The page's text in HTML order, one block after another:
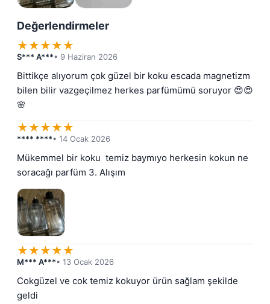
Değerlendirmeler
★★★★★
S*** A***• 9 Haziran 2026
Bittikçe alıyorum çok güzel bir koku escada magnetizm
bilen bilir vazgeçilmez herkes parfümümü soruyor 😍😍
🌸
★★★★★
**** ****• 14 Ocak 2026
Mükemmel bir koku  temiz baymıyo herkesin kokun ne
soracağı parfüm 3. Alışım
★★★★★
M*** A***• 13 Ocak 2026
Cokgüzel ve cok temiz kokuyor ürün sağlam şekilde
geldi